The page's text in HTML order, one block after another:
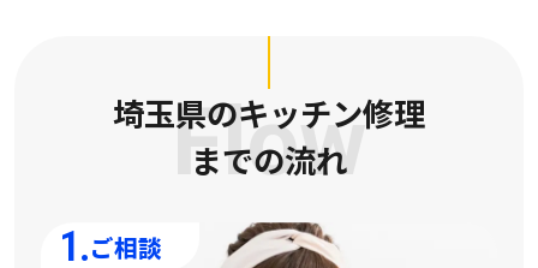
埼玉県のキッチン修理
までの流れ
Flow
1.ご相談